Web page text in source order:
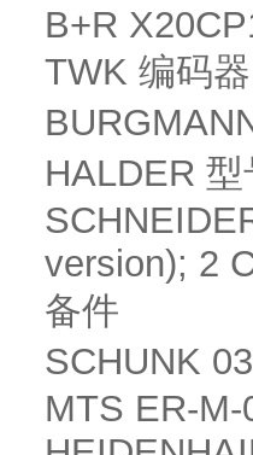
B+R
TWK 编码器
HALDER 型
version); 2
备件
SCHUNK
MTS ER-